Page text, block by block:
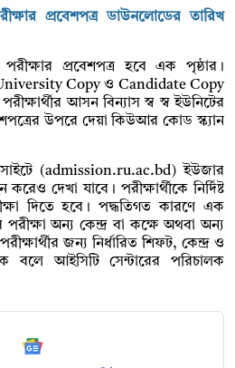
প্রবেশপত্র ডাউনলোডের তারিখ
পরীক্ষার প্রবেশপত্র হবে এক পৃষ্ঠার।
University Copy ও Candidate Copy
আসন বিন্যাস স্ব স্ব ইউনিটের
উপরে দেয়া কিউআর কোড স্ক্যান
(admission.ru.ac.bd) ইউজার
দেখা যাবে। পরীক্ষার্থীকে নির্দিষ্ট
দিতে হবে। পদ্ধতিগত কারণে এক
পরীক্ষা অন্য কেন্দ্র বা কক্ষে অথবা অন্য
জন্য নির্ধারিত শিফট, কেন্দ্র ও
আইসিটি সেন্টারের পরিচালক